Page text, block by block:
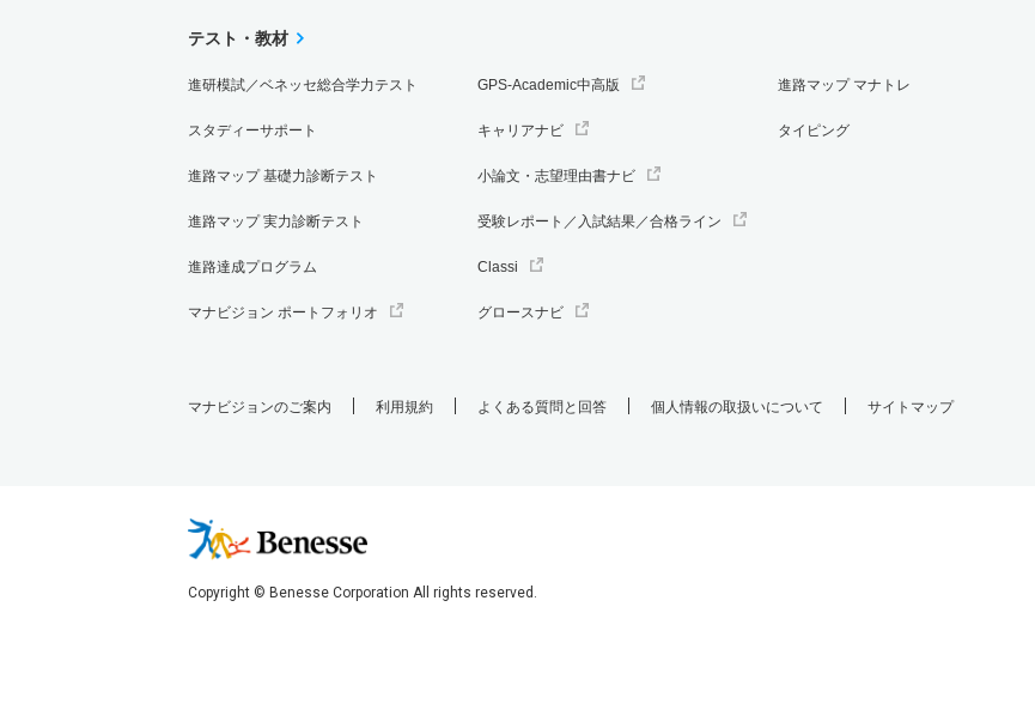
テスト・教材
進研模試／ベネッセ総合学力テスト
スタディーサポート
進路マップ 基礎力診断テスト
進路マップ 実力診断テスト
進路達成プログラム
マナビジョン ポートフォリオ
GPS-Academic中高版
キャリアナビ
小論文・志望理由書ナビ
受験レポート／入試結果／合格ライン
Classi
グロースナビ
進路マップ マナトレ
タイピング
マナビジョンのご案内 利用規約 よくある質問と回答 個人情報の取扱いについて サイトマップ
Copyright © Benesse Corporation All rights reserved.